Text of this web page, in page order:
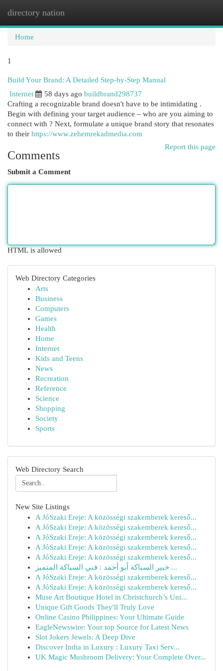
directory nation
Home
1
Build Your Brand: A Detailed Step-by-Step Manual
Internet
58 days ago buildbrand298737
Crafting a recognizable brand doesn't have to be intimidating .
Begin with defining your target audience – who are you aiming to
connect with ? Next, formulate a unique brand story that resonates
to their https://www.zehemrekadmedia.com
Report this page
Comments
Submit a Comment
HTML is allowed
Web Directory Categories
Arts
Business
Computers
Games
Health
Home
Internet
Kids and Teens
News
Recreation
Reference
Science
Shopping
Society
Sports
Web Directory Search
New Site Listings
A JóSzaki Ereje: A közösségi szakemberek kereső...
A JóSzaki Ereje: A közösségi szakemberek kereső...
A JóSzaki Ereje: A közösségi szakemberek kereső...
A JóSzaki Ereje: A közösségi szakemberek kereső...
A JóSzaki Ereje: A közösségi szakemberek kereső...
خبير السباكة أبو أحمد : فني السباكة المتميز ...
A JóSzaki Ereje: A közösségi szakemberek kereső...
A JóSzaki Ereje: A közösségi szakemberek kereső...
Muse Art Boutique Hotel in Christchurch’s Uni...
Unique Gift Goods They'll Truly Love
Online Casino Philippines: Your Ultimate Guide
EagleNewswire: Your top Source for Latest News
Slot Jokers Jewels: A Deep Dive
Discover India in Luxury : Luxury Taxi Serv...
UK Magic Mushroom Delivery: Your Complete Over...